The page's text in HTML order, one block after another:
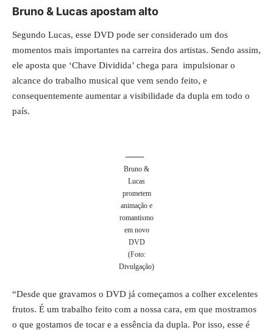
Bruno & Lucas apostam alto
Segundo Lucas, esse DVD pode ser considerado um dos
momentos mais importantes na carreira dos artistas. Sendo assim,
ele aposta que ‘Chave Dividida’ chega para impulsionar o
alcance do trabalho musical que vem sendo feito, e
consequentemente aumentar a visibilidade da dupla em todo o
país.
Bruno &
Lucas
prometem
animação e
romantismo
em novo
DVD
(Foto:
Divulgação)
“Desde que gravamos o DVD já começamos a colher excelentes
frutos. É um trabalho feito com a nossa cara, em que mostramos
o que gostamos de tocar e a essência da dupla. Por isso, esse é